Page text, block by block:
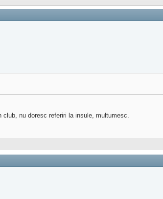
nu doresc referiri la insule, multumesc.